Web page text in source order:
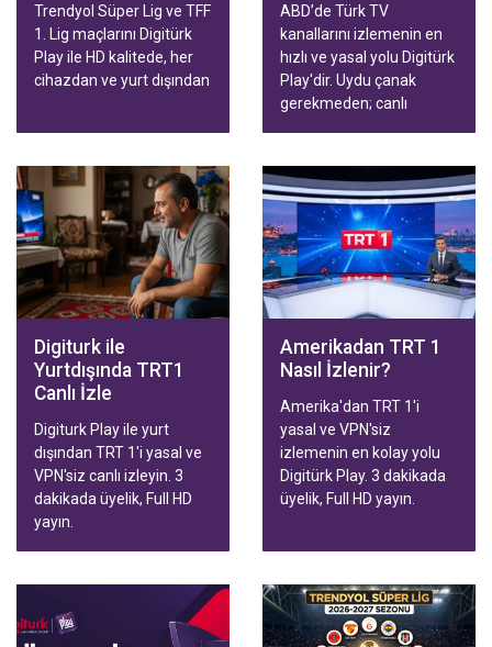
Trendyol Süper Lig ve TFF
1. Lig maçlarını Digitürk
Play ile HD kalitede, her
cihazdan ve yurt dışından
ABD’de Türk TV
kanallarını izlemenin en
hızlı ve yasal yolu Digitürk
Play'dir. Uydu çanak
gerekmeden; canlı
maçları Smart TV,
telefon, tablet ve
bilgisayardan HD kalitede
izlenir. Aile ve Spor
paketleriyle hızlı
aktivasyon.
Digiturk ile
Yurtdışında TRT1
Canlı İzle
Digiturk Play ile yurt
dışından TRT 1'i yasal ve
VPN'siz canlı izleyin. 3
dakikada üyelik, Full HD
yayın.
Amerikadan TRT 1
Nasıl İzlenir?
Amerika'dan TRT 1'i
yasal ve VPN'siz
izlemenin en kolay yolu
Digitürk Play. 3 dakikada
üyelik, Full HD yayın.